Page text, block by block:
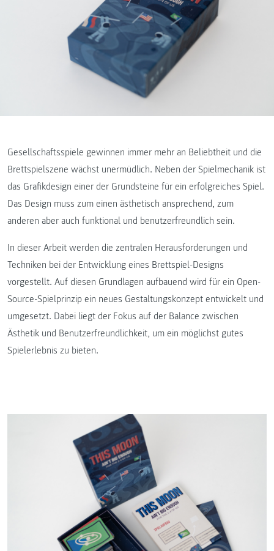
Gesellschaftsspiele gewinnen immer mehr an Beliebtheit und die
Brettspielszene wächst unermüdlich. Neben der Spielmechanik ist
das Grafikdesign einer der Grundsteine für ein erfolgreiches Spiel.
Das Design muss zum einen ästhetisch ansprechend, zum
anderen aber auch funktional und benutzerfreundlich sein.
In dieser Arbeit werden die zentralen Herausforderungen und
Techniken bei der Entwicklung eines Brettspiel-Designs
vorgestellt. Auf diesen Grundlagen aufbauend wird für ein Open-
Source-Spielprinzip ein neues Gestaltungskonzept entwickelt und
umgesetzt. Dabei liegt der Fokus auf der Balance zwischen
Ästhetik und Benutzerfreundlichkeit, um ein möglichst gutes
Spielerlebnis zu bieten.